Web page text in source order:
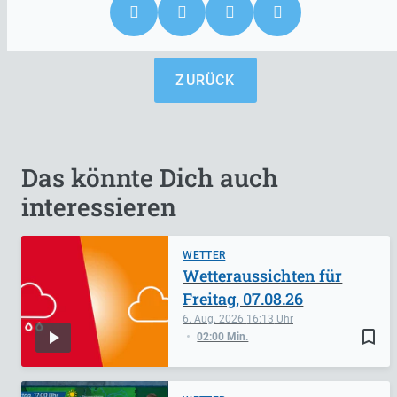
ZURÜCK
Das könnte Dich auch
interessieren
WETTER
bookmark_border
6. Aug. 2026 16:13
02:00 Min.
Wetteraussichten für
Freitag, 07.08.26